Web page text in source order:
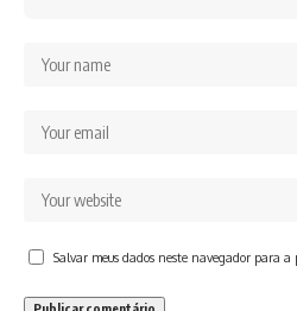
Salvar meus dados neste navegador para a